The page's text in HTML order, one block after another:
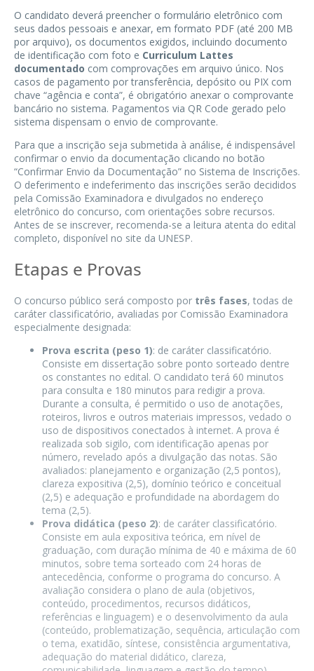
O candidato deverá preencher o formulário eletrônico com
seus dados pessoais e anexar, em formato PDF (até 200 MB
por arquivo), os documentos exigidos, incluindo documento
de identificação com foto e Curriculum Lattes
documentado com comprovações em arquivo único. Nos
casos de pagamento por transferência, depósito ou PIX com
chave “agência e conta”, é obrigatório anexar o comprovante
bancário no sistema. Pagamentos via QR Code gerado pelo
sistema dispensam o envio de comprovante.
Para que a inscrição seja submetida à análise, é indispensável
confirmar o envio da documentação clicando no botão
“Confirmar Envio da Documentação” no Sistema de Inscrições.
O deferimento e indeferimento das inscrições serão decididos
pela Comissão Examinadora e divulgados no endereço
eletrônico do concurso, com orientações sobre recursos.
Antes de se inscrever, recomenda-se a leitura atenta do edital
completo, disponível no site da UNESP.
Etapas e Provas
O concurso público será composto por três fases, todas de
caráter classificatório, avaliadas por Comissão Examinadora
especialmente designada:
Prova escrita (peso 1): de caráter classificatório.
Consiste em dissertação sobre ponto sorteado dentre
os constantes no edital. O candidato terá 60 minutos
para consulta e 180 minutos para redigir a prova.
Durante a consulta, é permitido o uso de anotações,
roteiros, livros e outros materiais impressos, vedado o
uso de dispositivos conectados à internet. A prova é
realizada sob sigilo, com identificação apenas por
número, revelado após a divulgação das notas. São
avaliados: planejamento e organização (2,5 pontos),
clareza expositiva (2,5), domínio teórico e conceitual
(2,5) e adequação e profundidade na abordagem do
tema (2,5).
Prova didática (peso 2): de caráter classificatório.
Consiste em aula expositiva teórica, em nível de
graduação, com duração mínima de 40 e máxima de 60
minutos, sobre tema sorteado com 24 horas de
antecedência, conforme o programa do concurso. A
avaliação considera o plano de aula (objetivos,
conteúdo, procedimentos, recursos didáticos,
referências e linguagem) e o desenvolvimento da aula
(conteúdo, problematização, sequência, articulação com
o tema, exatidão, síntese, consistência argumentativa,
adequação do material didático, clareza,